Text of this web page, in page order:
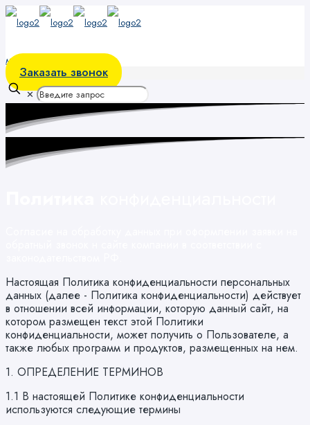
меню
Заказать звонок
✕
Настоящая Политика конфиденциальности персональных
данных (далее - Политика конфиденциальности) действует
в отношении всей информации, которую данный сайт, на
котором размещен текст этой Политики
конфиденциальности, может получить о Пользователе, а
также любых программ и продуктов, размещенных на нем.
1. ОПРЕДЕЛЕНИЕ ТЕРМИНОВ
1.1 В настоящей Политике конфиденциальности
используются следующие термины